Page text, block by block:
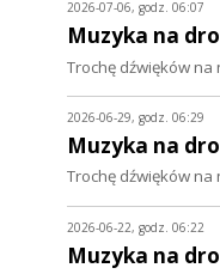
2026-07-06, godz. 06:07
Muzyka na
Trochę dźwięków
2026-06-29, godz. 06:29
Muzyka na
Trochę dźwięków
2026-06-22, godz. 06:22
Muzyka na